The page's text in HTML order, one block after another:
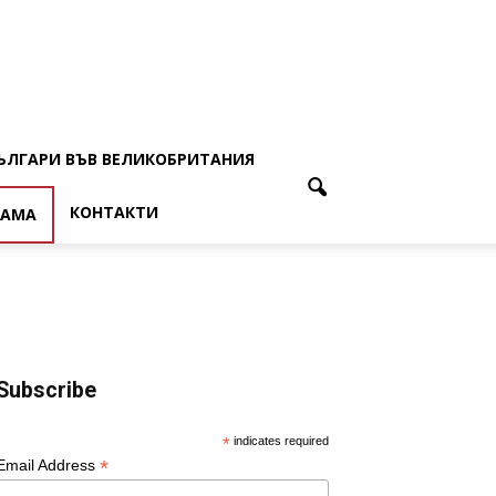
ВЪВ ВЕЛИКОБРИТАНИЯ
КОНТАКТИ
* indicates required
Address *